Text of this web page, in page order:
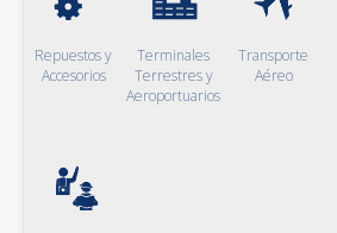
Repuestos y
Accesorios
Terminales
Terrestres y
Aeroportuarios
Transporte
Aéreo